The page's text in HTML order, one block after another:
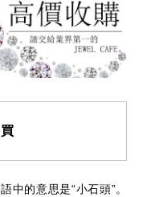
中的意思是“小石頭”。